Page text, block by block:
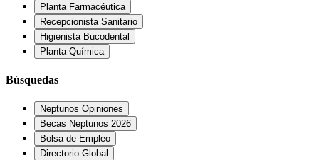
Planta Farmacéutica
Recepcionista Sanitario
Higienista Bucodental
Planta Química
Búsquedas
Neptunos Opiniones
Becas Neptunos 2026
Bolsa de Empleo
Directorio Global